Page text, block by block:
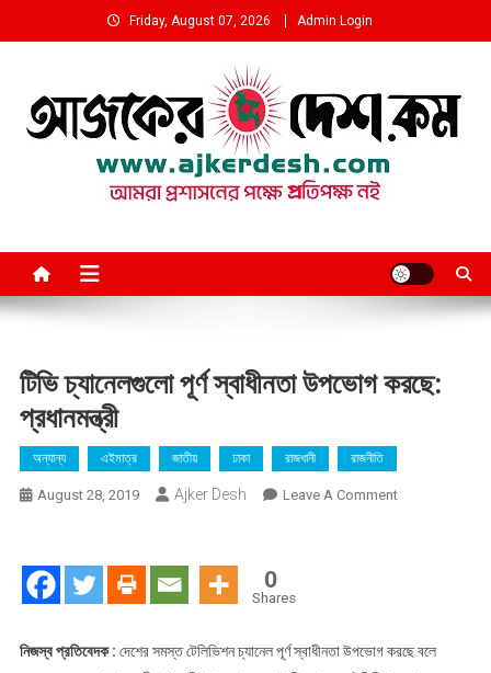
to
Friday, August 07, 2026 Admin Login
টিভি চ্যানেলগুলো পূর্ণ স্বাধীনতা উপভোগ করছে:
প্রধানমন্ত্রী
অন্যান্য এইমাত্র জাতীয় ঢাকা রাজধানী রাজনীতি
August 28, 2019 Ajker Desh Leave A CommentOn
করছে:
0
Shares
নিজস্ব প্রতিবেদক : দেশের সমস্ত টেলিভিশন চ্যানেল পূর্ণ স্বাধীনতা উপভোগ করছে বলে